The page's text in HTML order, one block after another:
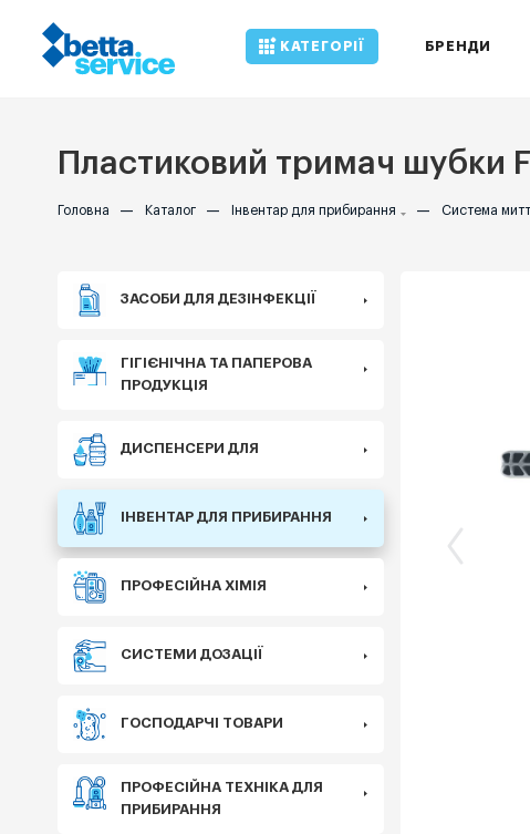
КАТЕГОРІЇ БРЕНДИ
Пластиковий тримач шубки
Головна — Каталог — Інвентар для прибирання — Система
ЗАСОБИ ДЛЯ ДЕЗІНФЕКЦІЇ
ГІГІЄНІЧНА ТА ПАПЕРОВА
ПРОДУКЦІЯ
ДИСПЕНСЕРИ ДЛЯ
ІНВЕНТАР ДЛЯ ПРИБИРАННЯ
ПРОФЕСІЙНА ХІМІЯ
СИСТЕМИ ДОЗАЦІЇ
ГОСПОДАРЧІ ТОВАРИ
ПРОФЕСІЙНА ТЕХНІКА ДЛЯ
ПРИБИРАННЯ